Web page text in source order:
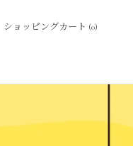
ショッピングカート (0)